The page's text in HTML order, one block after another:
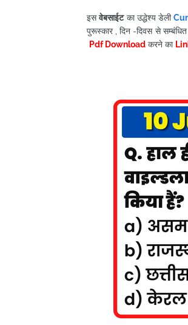
इसवेबसाईटका उद्धेश्य डेली
पुरूस्कार , दिन -दिवस से
Pdf Download करने का